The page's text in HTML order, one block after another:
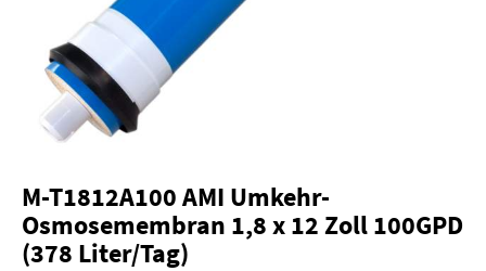
M-T1812A100 AMI Umkehr-
Osmosemembran 1,8 x 12 Zoll 100GPD
(378 Liter/Tag)